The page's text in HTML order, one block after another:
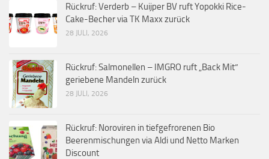
Rückruf: Verderb – Kuijper BV ruft Yopokki Rice-
Cake-Becher via TK Maxx zurück
28 JULI, 2026
Rückruf: Salmonellen – IMGRO ruft „Back Mit“
geriebene Mandeln zurück
28 JULI, 2026
Rückruf: Noroviren in tiefgefrorenen Bio
Beerenmischungen via Aldi und Netto Marken
Discount